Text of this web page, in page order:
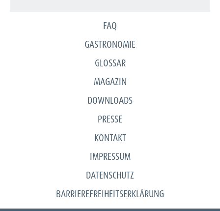
FAQ
GASTRONOMIE
GLOSSAR
MAGAZIN
DOWNLOADS
PRESSE
KONTAKT
IMPRESSUM
DATENSCHUTZ
BARRIEREFREIHEITSERKLÄRUNG